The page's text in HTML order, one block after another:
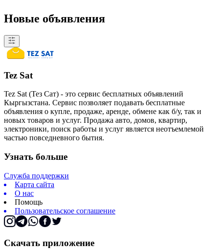
Новые объявления
Tez Sat
Tez Sat (Тез Сат) - это сервис бесплатных объявлений
Кыргызстана. Сервис позволяет подавать бесплатные
объявления о купле, продаже, аренде, обмене как б/у, так и
новых товаров и услуг. Продажа авто, домов, квартир,
электроники, поиск работы и услуг является неотъемлемой
частью повседневного бытия.
Узнать больше
Служба поддержки
Карта сайта
О нас
Помощь
Пользовательское соглашение
Скачать приложение